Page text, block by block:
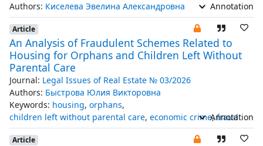
Authors: Киселева Эвелина Александровна Annotation
Article
An Analysis of Fraudulent Schemes Related to
Housing for Orphans and Children Left Without
Parental Care
Journal: Legal Issues of Real Estate № 03/2026
Authors: Быстрова Юлия Викторовна
Keywords: housing, orphans,
children left without parental care, economic crime,fraud
Annotation
Article